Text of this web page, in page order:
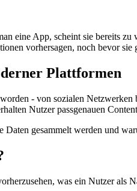
eine App, scheint sie bereits
vorhersagen, noch bevor sie
Plattformen
- von sozialen
Nutzer passgenauen
gesammelt werden und
was ein Nutzer